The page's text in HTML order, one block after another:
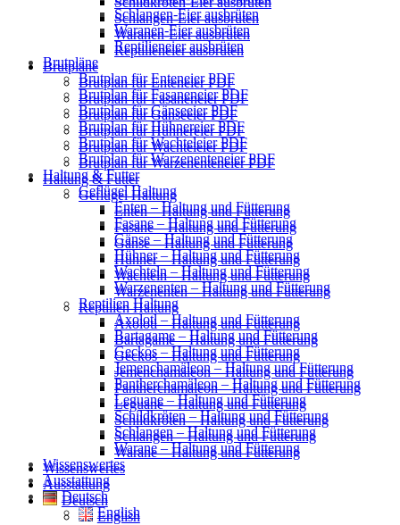
Schlangen-Eier ausbrüten
Waranen-Eier ausbrüten
Reptilieneier ausbrüten
Brutpläne
Brutplan für Enteneier PDF
Brutplan für Fasaneneier PDF
Brutplan für Gänseeier PDF
Brutplan für Hühnereier PDF
Brutplan für Wachteleier PDF
Brutplan für Warzenenteneier PDF
Haltung & Futter
Geflügel Haltung
Enten – Haltung und Fütterung
Fasane – Haltung und Fütterung
Gänse – Haltung und Fütterung
Hühner – Haltung und Fütterung
Wachteln – Haltung und Fütterung
Warzenenten – Haltung und Fütterung
Reptilien Haltung
Axolotl – Haltung und Fütterung
Bartagame – Haltung und Fütterung
Geckos – Haltung und Fütterung
Jemenchamäleon – Haltung und Fütterung
Pantherchamäleon – Haltung und Fütterung
Leguane – Haltung und Fütterung
Schildkröten – Haltung und Fütterung
Schlangen – Haltung und Fütterung
Warane – Haltung und Fütterung
Wissenswertes
Ausstattung
Deutsch
English
Schlangen-Eier ausbrüten
Waranen-Eier ausbrüten
Reptilieneier ausbrüten
Brutpläne
Brutplan für Enteneier PDF
Brutplan für Fasaneneier PDF
Brutplan für Gänseeier PDF
Brutplan für Hühnereier PDF
Brutplan für Wachteleier PDF
Brutplan für Warzenenteneier PDF
Haltung & Futter
Geflügel Haltung
Enten – Haltung und Fütterung
Fasane – Haltung und Fütterung
Gänse – Haltung und Fütterung
Hühner – Haltung und Fütterung
Wachteln – Haltung und Fütterung
Warzenenten – Haltung und Fütterung
Reptilien Haltung
Axolotl – Haltung und Fütterung
Bartagame – Haltung und Fütterung
Geckos – Haltung und Fütterung
Jemenchamäleon – Haltung und Fütterung
Pantherchamäleon – Haltung und Fütterung
Leguane – Haltung und Fütterung
Schildkröten – Haltung und Fütterung
Schlangen – Haltung und Fütterung
Warane – Haltung und Fütterung
Wissenswertes
Ausstattung
Deutsch
English